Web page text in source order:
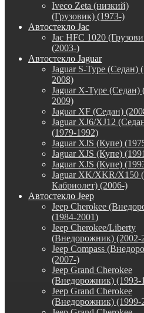
Iveco Zeta (низкий)
(Грузовик) (1973-)
Автостекло Jac
Jac HFC 1020
(2003-)
Автостекло Jaguar
Jaguar S-Type (Седан)
2008)
Jaguar X-Type (Седан)
2009)
Jaguar XF (Седан)
Jaguar XJ6/XJ12
(1979-1992)
Jaguar XJS (Купе)
Jaguar XJS (Купе)
Jaguar XJS (Купе)
Jaguar XK/XKR/X150
Кабриолет) (2006-)
Автостекло Jeep
Jeep Cherokee
(1984-2001)
Jeep Cherokee/Liberty
(Внедорожник) (2002-
Jeep Compass
(2007-)
Jeep Grand Cherokee
(Внедорожник) (1993-
Jeep Grand Cherokee
(Внедорожник) (1999-